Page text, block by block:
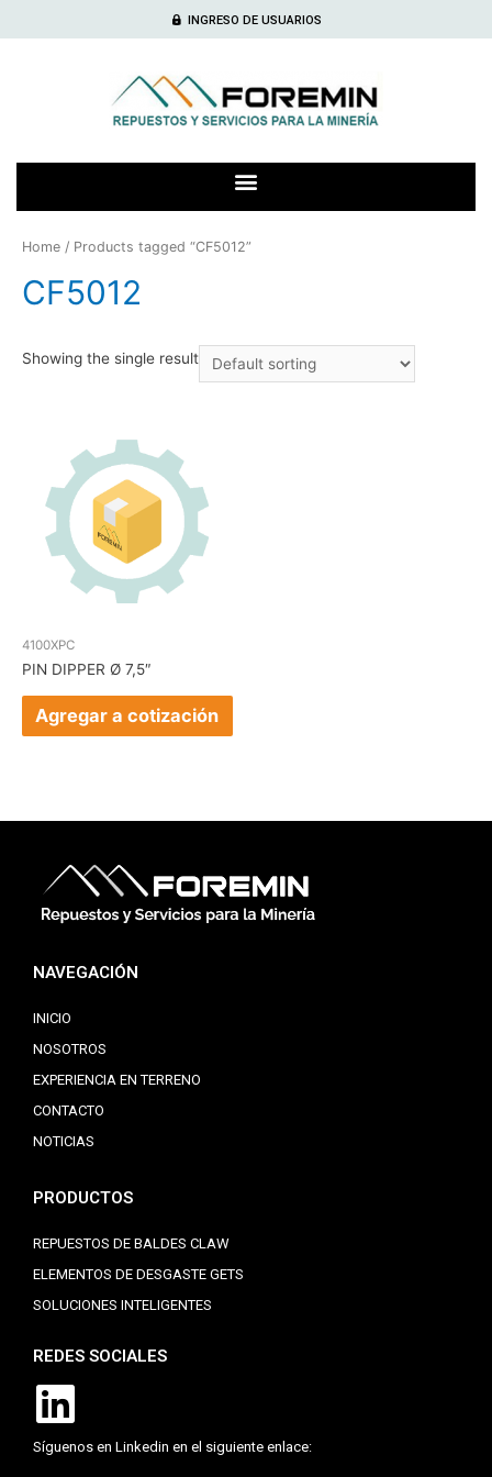
INGRESO DE USUARIOS
Home / Products tagged “CF5012”
CF5012
Showing the single result
4100XPC
PIN DIPPER Ø 7,5″
Agregar a cotización
NAVEGACIÓN
INICIO
NOSOTROS
EXPERIENCIA EN TERRENO
CONTACTO
NOTICIAS
PRODUCTOS
REPUESTOS DE BALDES CLAW
ELEMENTOS DE DESGASTE GETS
SOLUCIONES INTELIGENTES
REDES SOCIALES
Síguenos en Linkedin en el siguiente enlace: